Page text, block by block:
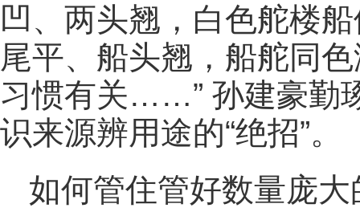
凹、两头翘，白色舵楼
尾平、船头翘，船舵同
习惯有关……” 孙建豪勤
识来源辨用途的“绝招”。
如何管住管好数量庞